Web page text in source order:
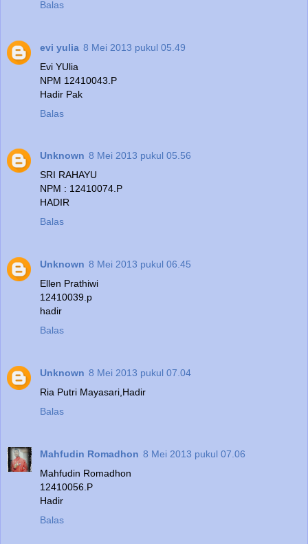
Balas
evi yulia 8 Mei 2013 pukul 05.49
Evi YUlia
NPM 12410043.P
Hadir Pak
Balas
Unknown 8 Mei 2013 pukul 05.56
SRI RAHAYU
NPM : 12410074.P
HADIR
Balas
Unknown 8 Mei 2013 pukul 06.45
Ellen Prathiwi
12410039.p
hadir
Balas
Unknown 8 Mei 2013 pukul 07.04
Ria Putri Mayasari,Hadir
Balas
Mahfudin Romadhon 8 Mei 2013 pukul 07.06
Mahfudin Romadhon
12410056.P
Hadir
Balas